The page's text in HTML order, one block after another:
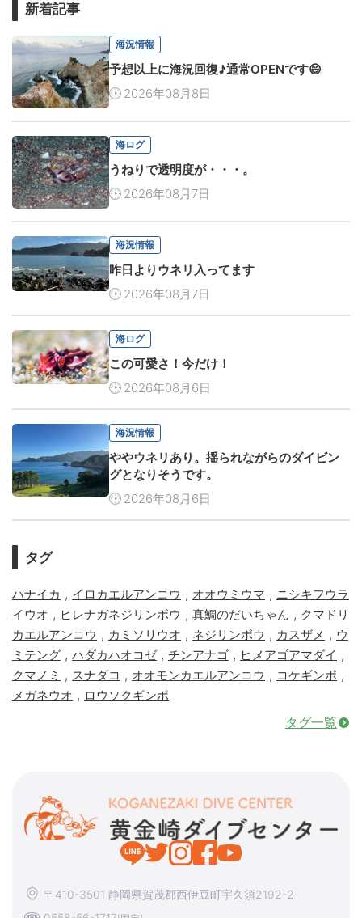
新着記事
海況情報
予想以上に海況回復♪通常OPENです😄
2026年08月8日
海ログ
うねりで透明度が・・・。
2026年08月7日
海況情報
昨日よりウネリ入ってます
2026年08月7日
海ログ
この可愛さ！今だけ！
2026年08月6日
海況情報
ややウネリあり。揺られながらのダイビン
グとなりそうです。
2026年08月6日
タグ
ハナイカ , イロカエルアンコウ , オオウミウマ , ニシキフウラ
イウオ , ヒレナガネジリンボウ , 真鯛のだいちゃん , クマドリ
カエルアンコウ , カミソリウオ , ネジリンボウ , カスザメ , ウ
ミテング , ハダカハオコゼ, チンアナゴ , ヒメアゴアマダイ ,
クマノミ , スナダコ , オオモンカエルアンコウ , コケギンポ ,
メガネウオ , ロウソクギンポ
タグ一覧
〒410-3501 静岡県賀茂郡西伊豆町宇久須2192-2